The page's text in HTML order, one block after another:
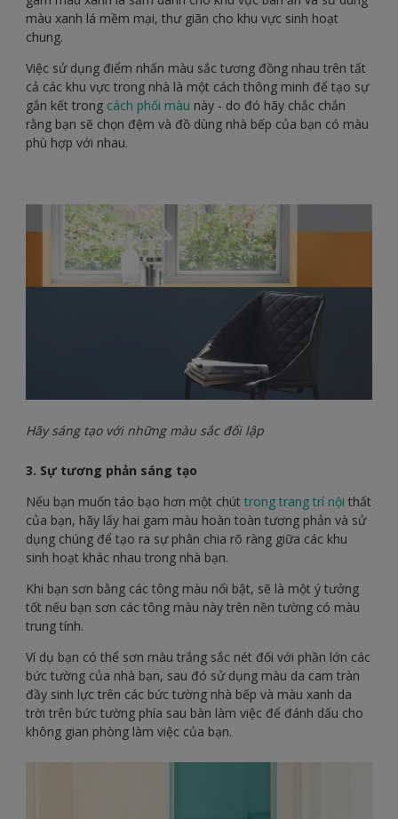
màu xanh lá mềm mại, thư giãn cho khu vực sinh hoạt
chung.
Việc sử dụng điểm nhấn màu sắc tương đồng nhau trên tất
cả các khu vực trong nhà là một cách thông minh để tạo sự
gắn kết trong cách phối màu này - do đó hãy chắc chắn
rằng bạn sẽ chọn đệm và đồ dùng nhà bếp của bạn có màu
phù hợp với nhau.
Hãy sáng tạo với những màu sắc đối lập
3. Sự tương phản sáng tạo
Nếu bạn muốn táo bạo hơn một chút trong trang trí nội thất
của bạn, hãy lấy hai gam màu hoàn toàn tương phản và sử
dụng chúng để tạo ra sự phân chia rõ ràng giữa các khu
sinh hoạt khác nhau trong nhà bạn.
Khi bạn sơn bằng các tông màu nổi bật, sẽ là một ý tưởng
tốt nếu bạn sơn các tông màu này trên nền tường có màu
trung tính.
Ví dụ bạn có thể sơn màu trắng sắc nét đối với phần lớn các
bức tường của nhà bạn, sau đó sử dụng màu da cam tràn
đầy sinh lực trên các bức tường nhà bếp và màu xanh da
trời trên bức tường phía sau bàn làm việc để đánh dấu cho
không gian phòng làm việc của bạn.